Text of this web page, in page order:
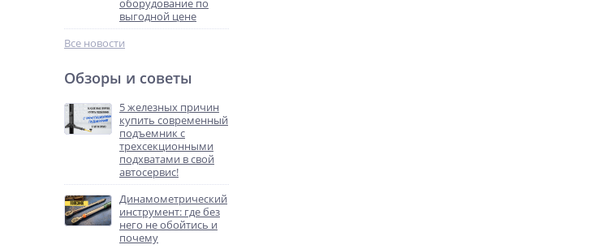
оборудование по
выгодной цене
Все новости
Обзоры и советы
5 железных причин
купить современный
подъемник с
трехсекционными
подхватами в свой
автосервис!
Динамометрический
инструмент: где без
него не обойтись и
почему